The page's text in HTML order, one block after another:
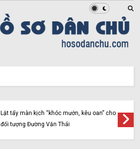
Lật tẩy màn kịch “khóc mướn, kêu oan” cho
đối tượng Đường Văn Thái